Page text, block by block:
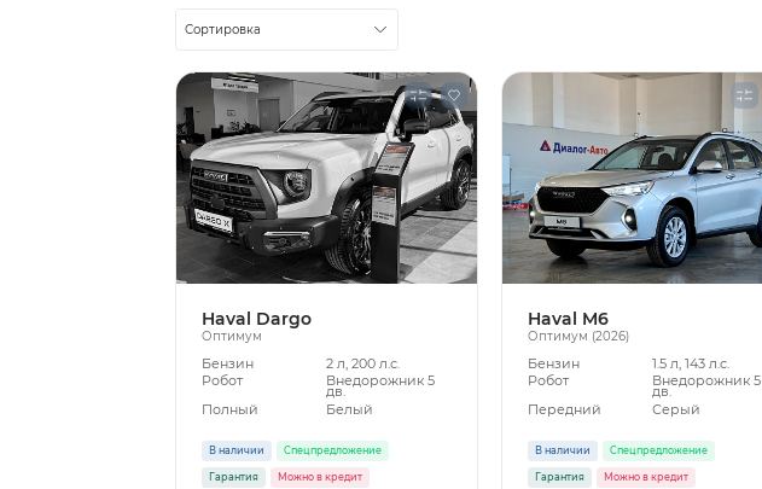
Сортировка
Haval Dargo
Оптимум
Бензин
2 л, 200 л.с.
Робот
Внедорожник 5
дв.
Полный
Белый
В наличии Спецпредложение
Гарантия Можно в кредит
Haval M6
Оптимум (2026)
Бензин
1.5 л, 143 л.с.
Робот
Внедорожник 5
дв.
Передний
Серый
В наличии Спецпредложение
Гарантия Можно в кредит